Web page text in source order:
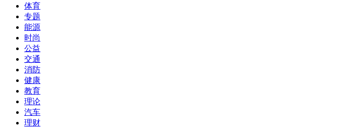
体育
专题
能源
时尚
公益
交通
消防
健康
教育
理论
汽车
理财